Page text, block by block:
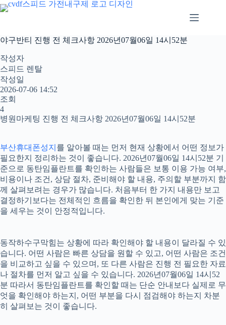
본
문
로
건
너
뛰
기
야구반티 진행 전 체크사항 2026년07월06일 14시52분
작성자
스피드 렌탈
작성일
2026-07-06 14:52
조회
4
병원마케팅 진행 전 체크사항 2026년07월06일 14시52분
부산휴대폰성지 를 알아볼 때는 먼저 현재 상황에서 어떤 정보가
필요한지 정리하는 것이 좋습니다. 2026년07월06일 14시52분 기
준으로 동탄임플란트를 확인하는 사람들은 보통 이용 가능 여부,
비용이나 조건, 상담 절차, 준비해야 할 내용, 주의할 부분까지 함
께 살펴보려는 경우가 많습니다. 처음부터 한 가지 내용만 보고
결정하기보다는 전체적인 흐름을 확인한 뒤 본인에게 맞는 기준
을 세우는 것이 안정적입니다.
동작하수구막힘는 상황에 따라 확인해야 할 내용이 달라질 수 있
습니다. 어떤 사람은 빠른 상담을 원할 수 있고, 어떤 사람은 조건
을 비교하고 싶을 수 있으며, 또 다른 사람은 진행 전 필요한 자료
나 절차를 먼저 알고 싶을 수 있습니다. 2026년07월06일 14시52
분 따라서 동탄임플란트를 확인할 때는 단순 안내보다 실제로 무
엇을 확인해야 하는지, 어떤 부분을 다시 점검해야 하는지 차분
히 살펴보는 것이 좋습니다.